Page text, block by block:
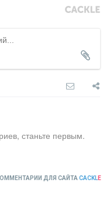
станьте первым.
ДЛЯ САЙТА CACKLE